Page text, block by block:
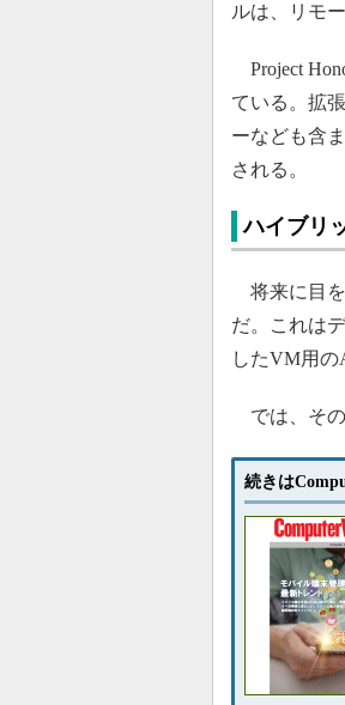
ルは、リモー
Project
ている。拡
ーなども含
される。
ハイブリ
将来に目を
だ。これは
したVM用の
では、その
続きは